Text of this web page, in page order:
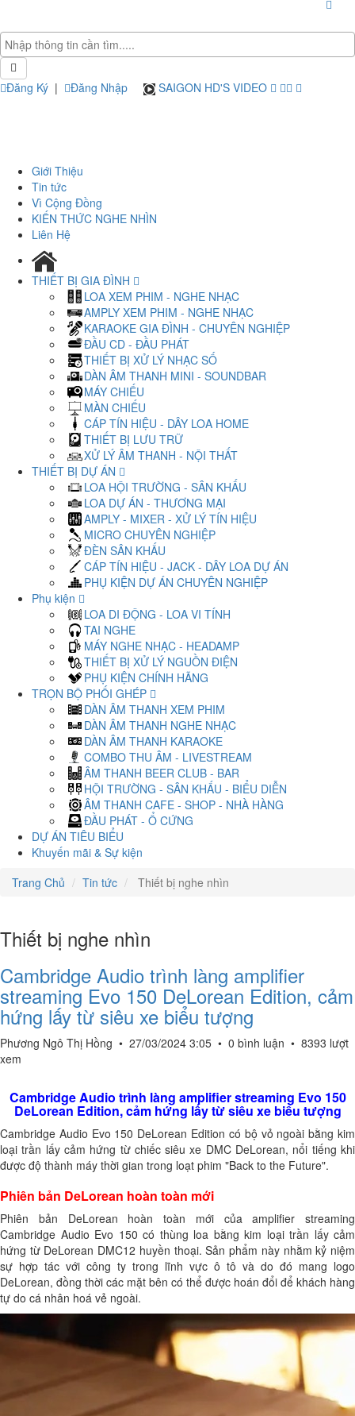
Đăng Ký | Đăng Nhập SAIGON HD'S VIDEO
Giới Thiệu
Tin tức
Vì Cộng Đồng
KIẾN THỨC NGHE NHÌN
Liên Hệ
THIẾT BỊ GIA ĐÌNH
LOA XEM PHIM - NGHE NHẠC
AMPLY XEM PHIM - NGHE NHẠC
KARAOKE GIA ĐÌNH - CHUYÊN NGHIỆP
ĐẦU CD - ĐẦU PHÁT
THIẾT BỊ XỬ LÝ NHẠC SỐ
DÀN ÂM THANH MINI - SOUNDBAR
MÁY CHIẾU
MÀN CHIẾU
CÁP TÍN HIỆU - DÂY LOA HOME
THIẾT BỊ LƯU TRỮ
XỬ LÝ ÂM THANH - NỘI THẤT
THIẾT BỊ DỰ ÁN
LOA HỘI TRƯỜNG - SÂN KHẤU
LOA DỰ ÁN - THƯƠNG MẠI
AMPLY - MIXER - XỬ LÝ TÍN HIỆU
MICRO CHUYÊN NGHIỆP
ĐÈN SÂN KHẤU
CÁP TÍN HIỆU - JACK - DÂY LOA DỰ ÁN
PHỤ KIỆN DỰ ÁN CHUYÊN NGHIỆP
Phụ kiện
LOA DI ĐỘNG - LOA VI TÍNH
TAI NGHE
MÁY NGHE NHẠC - HEADAMP
THIẾT BỊ XỬ LÝ NGUỒN ĐIỆN
PHỤ KIỆN CHÍNH HÃNG
TRỌN BỘ PHỐI GHÉP
DÀN ÂM THANH XEM PHIM
DÀN ÂM THANH NGHE NHẠC
DÀN ÂM THANH KARAOKE
COMBO THU ÂM - LIVESTREAM
ÂM THANH BEER CLUB - BAR
HỘI TRƯỜNG - SÂN KHẤU - BIỂU DIỄN
ÂM THANH CAFE - SHOP - NHÀ HÀNG
ĐẦU PHÁT - Ổ CỨNG
DỰ ÁN TIÊU BIỂU
Khuyến mãi & Sự kiện
Trang Chủ
Tin tức Thiết bị nghe nhìn
Thiết bị nghe nhìn
Cambridge Audio trình làng amplifier
streaming Evo 150 DeLorean Edition, cảm
hứng lấy từ siêu xe biểu tượng
Phương Ngô Thị Hồng • 27/03/2024 3:05 • 0 bình luận • 8393 lượt
xem
Cambridge Audio trình làng amplifier streaming Evo 150
DeLorean Edition, cảm hứng lấy từ siêu xe biểu tượng
Cambridge Audio Evo 150 DeLorean Edition có bộ vỏ ngoài bằng kim
loại trần lấy cảm hứng từ chiếc siêu xe DMC DeLorean, nổi tiếng khi
được độ thành máy thời gian trong loạt phim "Back to the Future".
Phiên bản DeLorean hoàn toàn mới
Phiên bản DeLorean hoàn toàn mới của amplifier streaming
Cambridge Audio Evo 150 có thùng loa bằng kim loại trần lấy cảm
hứng từ DeLorean DMC12 huyền thoại. Sản phẩm này nhằm kỷ niệm
sự hợp tác với công ty trong lĩnh vực ô tô và do đó mang logo
DeLorean, đồng thời các mặt bên có thể được hoán đổi để khách hàng
tự do cá nhân hoá vẻ ngoài.